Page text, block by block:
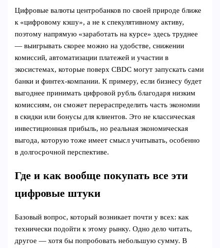
Цифровые валюты центробанков по своей природе ближе
к «цифровому кэшу», а не к спекулятивному активу,
поэтому напрямую «заработать на курсе» здесь труднее
— выигрывать скорее можно на удобстве, снижении
комиссий, автоматизации платежей и участии в
экосистемах, которые поверх CBDC могут запускать сами
банки и финтех-компании. К примеру, если бизнесу будет
выгоднее принимать цифровой рубль благодаря низким
комиссиям, он сможет перераспределить часть экономии
в скидки или бонусы для клиентов. Это не классическая
инвестиционная прибыль, но реальная экономическая
выгода, которую тоже имеет смысл учитывать, особенно
в долгосрочной перспективе.
Где и как вообще покупать все эти
цифровые штуки
Базовый вопрос, который возникает почти у всех: как
технически подойти к этому рынку. Одно дело читать,
другое — хотя бы попробовать небольшую сумму. В